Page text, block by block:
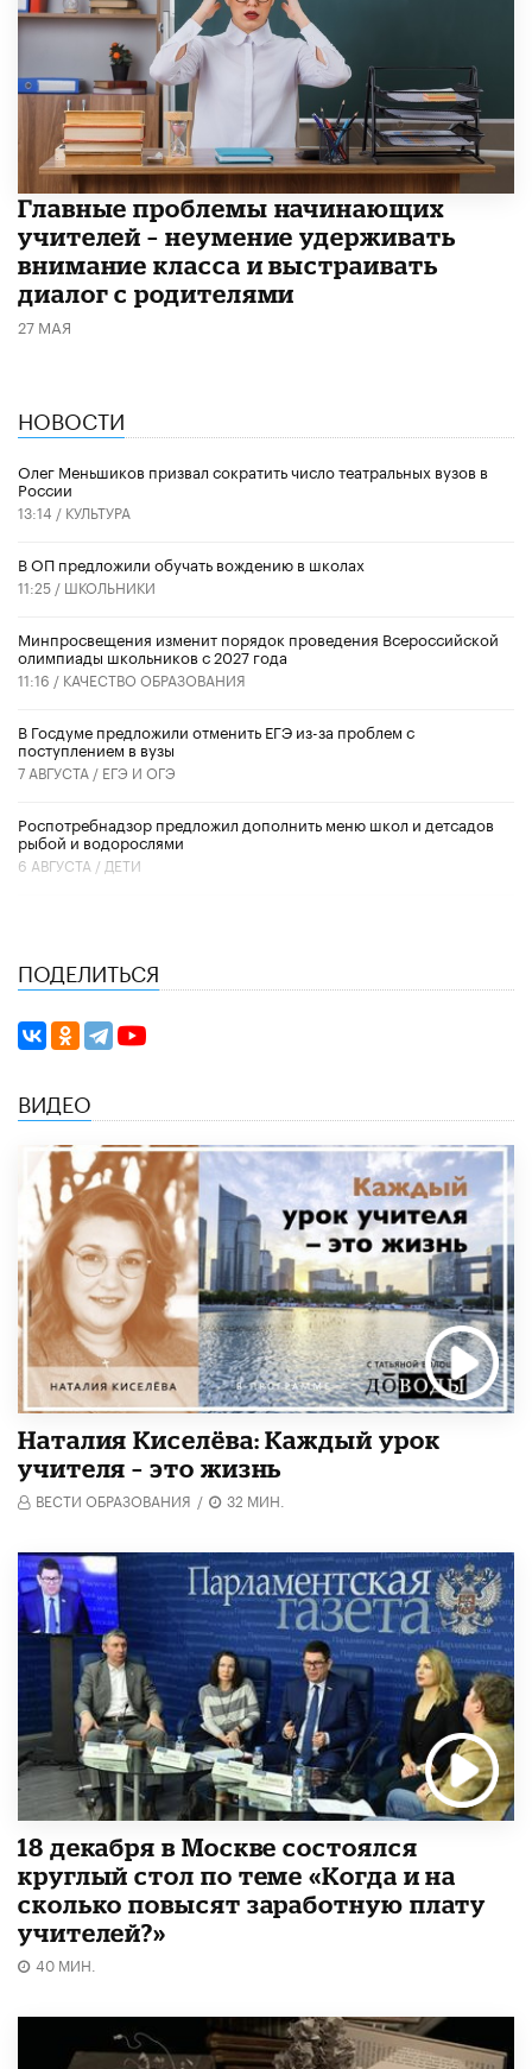
Главные проблемы начинающих
учителей – неумение удерживать
внимание класса и выстраивать
диалог с родителями
27 МАЯ
НОВОСТИ
Олег Меньшиков призвал сократить число театральных вузов в
России
13:14 / КУЛЬТУРА
В ОП предложили обучать вождению в школах
11:25 / ШКОЛЬНИКИ
Минпросвещения изменит порядок проведения Всероссийской
олимпиады школьников с 2027 года
11:16 / КАЧЕСТВО ОБРАЗОВАНИЯ
В Госдуме предложили отменить ЕГЭ из-за проблем с
поступлением в вузы
7 АВГУСТА / ЕГЭ И ОГЭ
Роспотребнадзор предложил дополнить меню школ и детсадов
рыбой и водорослями
6 АВГУСТА / ДЕТИ
ПОДЕЛИТЬСЯ
ВИДЕО
Наталия Киселёва: Каждый урок
учителя – это жизнь
ВЕСТИ ОБРАЗОВАНИЯ / 32 МИН.
18 декабря в Москве состоялся
круглый стол по теме «Когда и на
сколько повысят заработную плату
учителей?»
40 МИН.